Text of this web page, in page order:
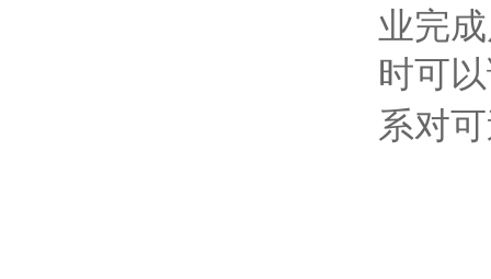
业完
时可
系对